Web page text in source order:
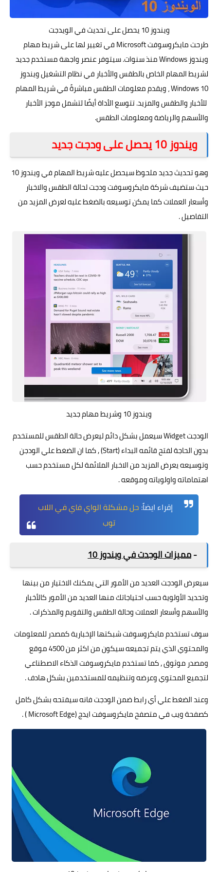
ويندوز 10 يحصل على تحديث في الويدجت
طرحت مايكروسوفت Microsoft في تغيير لها على شريط مهام
ويندوز Windows منذ سنوات. سيتوفر عنصر واجهة مستخدم جديد
لشريط المهام الخاص بالطقس والأخبار في نظام التشغيل ويندوز
Windows 10 ، ويقدم معلومات الطقس مباشرةً في شريط المهام
للأخبار والطقس والمزيد. تتوسع الأداة أيضًا لتشمل موجز الأخبار
والأسهم والرياضة ومعلومات الطقس.
ويندوز 10 يحصل على ودجت جديد
وهو تحديث جديد ملحوظ سيحصل عليه شريط المهام في ويندوز 10
حيث ستضيف شركة مايكروسوفت ودجت لحالة الطقس والاخبار
وأسعار العملات كما يمكن توسيعه بالضغط عليه لعرض المزيد من
التفاصيل .
ويندوز 10 وشريط مهام جديد
الودجت Widget سيعمل بشكل دائم ليعرض حالة الطقس للمستخدم
بدون الحاجة لفتح قائمه البداء (Start) , كما ان الضغط علي الودجن
وتوسيعه يعرض المزيد من الاخبار الملائمة لكل مستخدم حسب
اهتماماته واولوياته وموقعه .
إقراء ايضاً: حل مشكلة الواي فاي في اللاب
توب
-مميزات الوجدت في ويندوز 10
سيعرض الودجت العديد من الأمور التي يمكنك الاختيار من بينها
وتحديد الأولوية حسب احتياجاتك منها العديد من الأمور كالأخبار
والأسهم وأسعار العملات وحالة الطقس والتقويم والمذكرات .
سوف تستخدم مايكروسوفت شبكتها الإخبارية كمصدر للمعلومات
والمحتوي الذي يتم تجميعه سيكون من اكثر من 4500 موقع
ومصدر موثوق , كما تستخدم مايكروسوفت الذكاء الاصطناعي
لتجميع المحتوي وعرضه وتنظيمه للمستخدمين بشكل هادف .
وعند الضغط علي أي رابط ضمن الودجت فانه سيفتحه بشكل كامل
كصفحة ويب فيمتصفح مايكروسوفت ايدج(Microsoft Edge ) .